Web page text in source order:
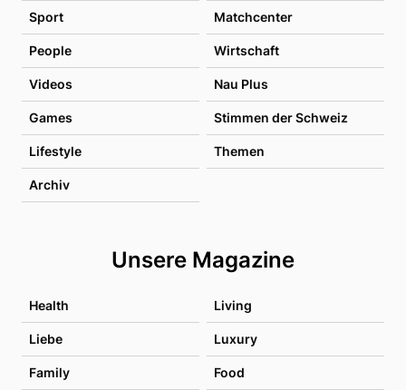
Sport Matchcenter
People Wirtschaft
Videos Nau Plus
Games Stimmen der Schweiz
Lifestyle Themen
Archiv
Unsere Magazine
Health Living
Liebe Luxury
Family Food